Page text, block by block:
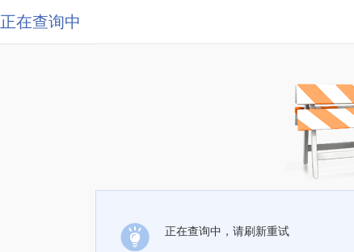
正在查询中
正在查询中，请刷新重试